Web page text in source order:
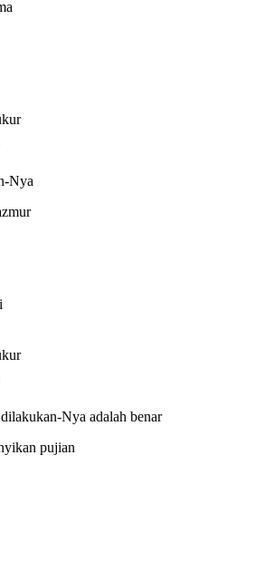
Nya
Nya adalah benar
pujian